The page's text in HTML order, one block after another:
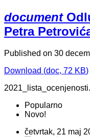
document
Petra
Published on 30
Download (doc, 72 KB)
Popularno
Novo!
četvrtak, 21 maj